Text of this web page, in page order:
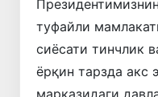
туфайли
сиёсати тинчлик
ёрқин тарзда акс